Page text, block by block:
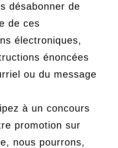
désabonner de
de ces
électroniques,
énoncées
ou du message
à un concours
promotion sur
nous pourrons,